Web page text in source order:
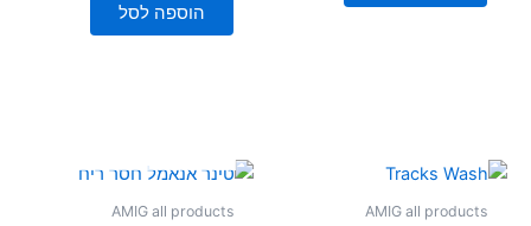
הוספה לסל
AMIG all products
AMIG all products